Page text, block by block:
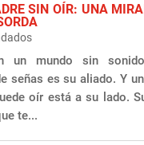
SIN OÍR: UNA
un mundo sin
señas es su aliado. Y
oír está a su lado.
te...